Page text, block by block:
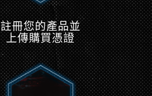
註冊您的產品並
上傳購買憑證